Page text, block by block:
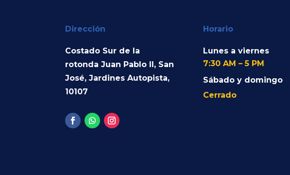
Dirección
Costado Sur de la
rotonda Juan Pablo II, San
José, Jardines Autopista,
10107
Horario
Lunes a viernes
7:30 AM – 5 PM
Sábado y domingo
Cerrado